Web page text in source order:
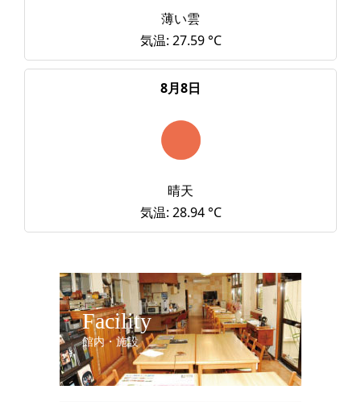
薄い雲
気温: 27.59 °C
8月8日
晴天
気温: 28.94 °C
Facility
館内・施設